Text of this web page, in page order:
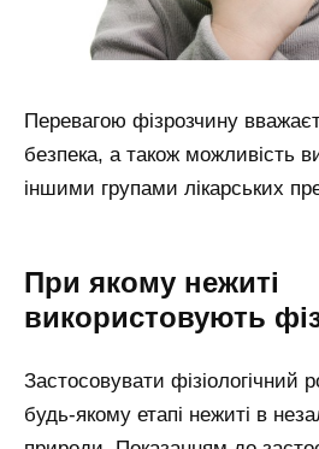
Перевагою фізрозчину
безпека, а також можливість
іншими групами лікарських
При якому нежиті
використовують
Застосовувати фізіологічний
будь-якому етапі нежиті в